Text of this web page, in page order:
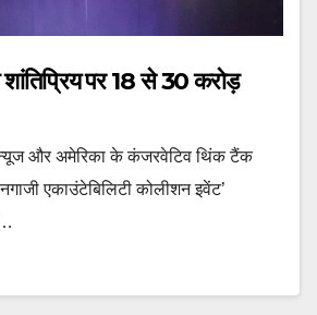
पर 18 से 30 करोड़
और अमेरिका के कंजरवेटिव थिंक टैंक
एकाउंटेबिलिटी कोलीशन इवेंट’